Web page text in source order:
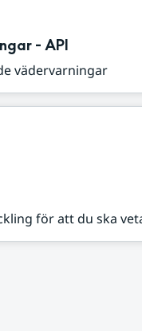
- API
vädervarningar
för att du ska